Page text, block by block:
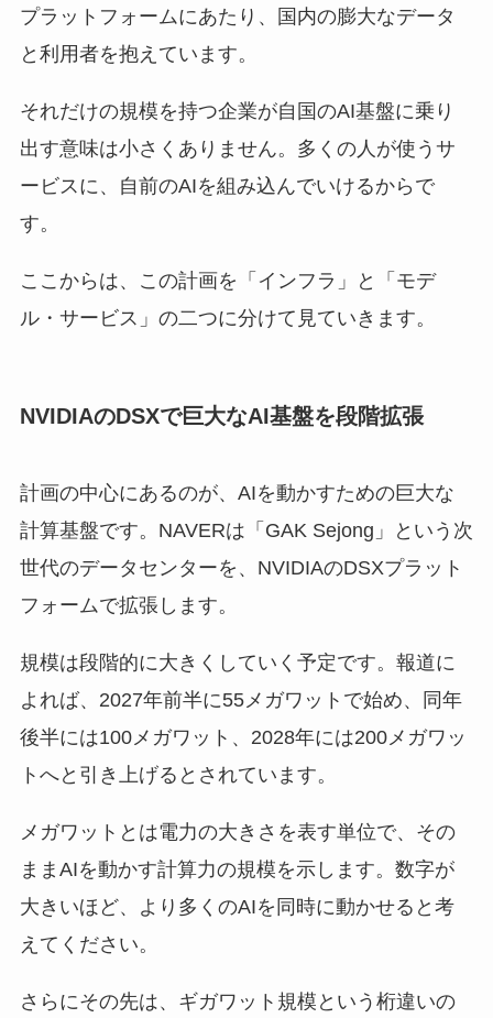
プラットフォームにあたり、国内の膨大なデータ
と利用者を抱えています。
それだけの規模を持つ企業が自国のAI基盤に乗り
出す意味は小さくありません。多くの人が使うサ
ービスに、自前のAIを組み込んでいけるからで
す。
ここからは、この計画を「インフラ」と「モデ
ル・サービス」の二つに分けて見ていきます。
NVIDIAのDSXで巨大なAI基盤を段階拡張
計画の中心にあるのが、AIを動かすための巨大な
計算基盤です。NAVERは「GAK Sejong」という次
世代のデータセンターを、NVIDIAのDSXプラット
フォームで拡張します。
規模は段階的に大きくしていく予定です。報道に
よれば、2027年前半に55メガワットで始め、同年
後半には100メガワット、2028年には200メガワッ
トへと引き上げるとされています。
メガワットとは電力の大きさを表す単位で、その
ままAIを動かす計算力の規模を示します。数字が
大きいほど、より多くのAIを同時に動かせると考
えてください。
さらにその先は、ギガワット規模という桁違いの